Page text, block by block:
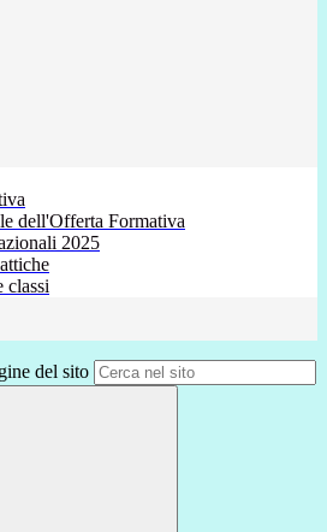
dell'Offerta Formativa
2025
classi
del sito